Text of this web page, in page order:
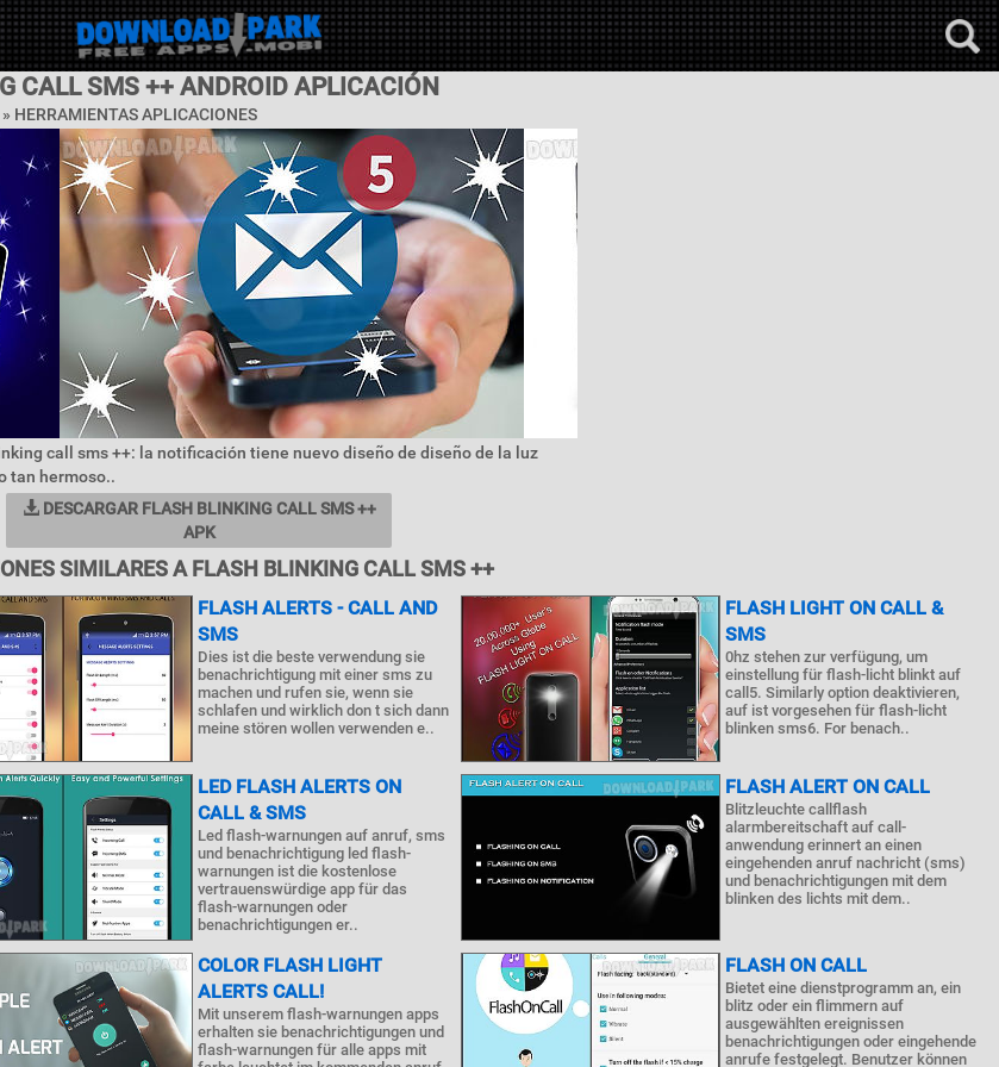
CALL SMS ++ ANDROID APLICACIÓN
HERRAMIENTAS APLICACIONES
call sms ++: la notificación tiene nuevo diseño de diseño de la luz
tan hermoso..
DESCARGAR FLASH BLINKING CALL SMS ++
APK
SIMILARES A FLASH BLINKING CALL SMS ++
FLASH ALERTS - CALL AND
SMS
Dies ist die beste verwendung sie
benachrichtigung mit einer sms zu
machen und rufen sie, wenn sie
schlafen und wirklich don t sich dann
meine stören wollen verwenden e..
FLASH LIGHT ON CALL &
SMS
0hz stehen zur verfügung, um
einstellung für flash-licht blinkt auf
call5. Similarly option deaktivieren,
auf ist vorgesehen für flash-licht
blinken sms6. For benach..
LED FLASH ALERTS ON
CALL & SMS
Led flash-warnungen auf anruf, sms
und benachrichtigung led flash-
warnungen ist die kostenlose
vertrauenswürdige app für das
flash-warnungen oder
benachrichtigungen er..
FLASH ALERT ON CALL
Blitzleuchte callflash
alarmbereitschaft auf call-
anwendung erinnert an einen
eingehenden anruf nachricht (sms)
und benachrichtigungen mit dem
blinken des lichts mit dem..
COLOR FLASH LIGHT
ALERTS CALL!
Mit unserem flash-warnungen apps
erhalten sie benachrichtigungen und
flash-warnungen für alle apps mit
FLASH ON CALL
Bietet eine dienstprogramm an, ein
blitz oder ein flimmern auf
ausgewählten ereignissen
benachrichtigungen oder eingehende
anrufe festgelegt. Benutzer können